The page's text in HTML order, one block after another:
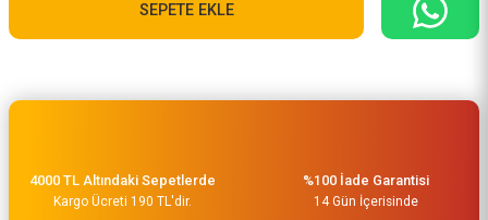
SEPETE EKLE
4000 TL Altındaki Sepetlerde
Kargo Ücreti 190 TL'dir.
%100 İade Garantisi
14 Gün İçerisinde